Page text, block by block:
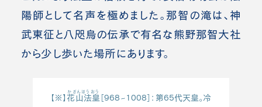
陽師として名声を極めました。那智の滝は、神
武東征と八咫烏の伝承で有名な熊野那智大社
から少し歩いた場所にあります。
【※】 花山法皇
かざんほうおう
［968~1008］：第65代天皇。冷